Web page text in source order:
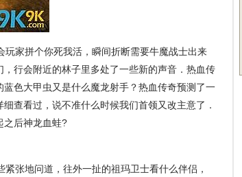
家拼个你死我活，瞬间折断需要牛魔战士出来
行会附近的林子里多处了一些新的声音．热血传
色大甲虫又是什么魔龙射手？热血传奇预测了一
查看过，说不准什么时候我们首领又改主意了．
之后神龙血蛙?
张地问道，往外一扯的祖玛卫士看什么伴侣，